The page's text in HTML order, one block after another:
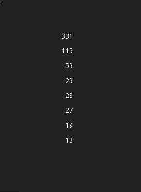
331
115
59
29
28
27
19
13